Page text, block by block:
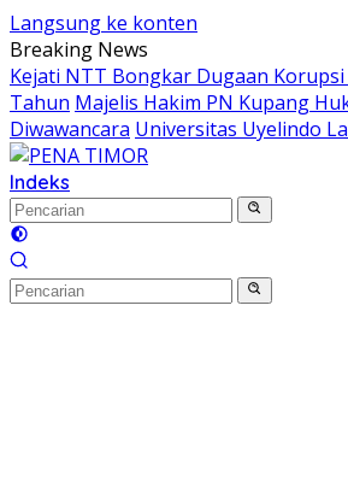
Langsung ke konten
Breaking News
Kejati NTT Bongkar Dugaan
Tahun Majelis Hakim PN Kupang
Diwawancara Universitas Uyelindo
Indeks